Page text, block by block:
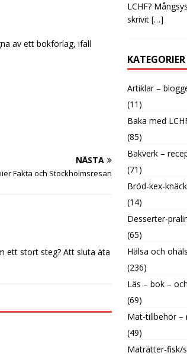
av ett bokförlag, ifall
NÄSTA
Fakta och Stockholmsresan
ett stort steg? Att sluta äta
LCHF?
skrivit […]
KATEGORIER
Artiklar –
(11)
Baka med
(85)
Bakverk –
(71)
Bröd-kex-
(14)
Desserter-
(65)
Hälsa och
(236)
Läs – bok –
(69)
Mat-tillbehör –
(49)
Maträtter-fisk/